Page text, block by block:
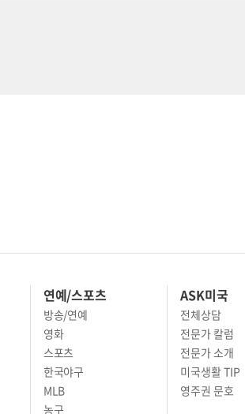
연예/스포츠
방송/연예
영화
스포츠
한국야구
ASK미국
전체상담
전문가 칼럼
전문가 소개